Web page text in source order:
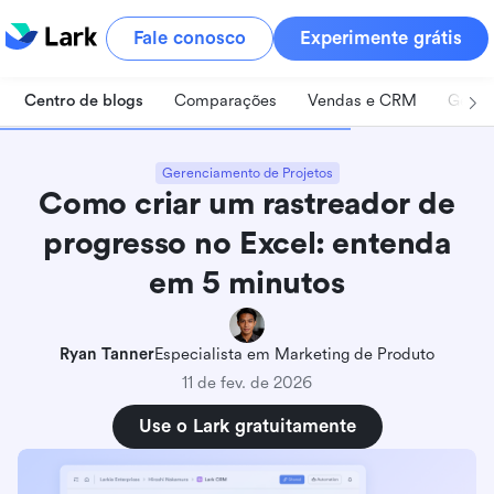
Fale conosco Experimente grátis
Centro de blogs Comparações Vendas e CRM
Gerenciamento de Projetos
Como criar um rastreador de
progresso no Excel: entenda
em 5 minutos
Ryan TannerEspecialista em Marketing de Produto
11 de fev. de 2026
Use o Lark gratuitamente